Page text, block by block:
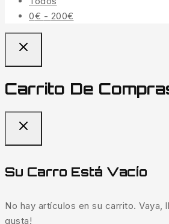
0€ - 200€
hasta
Carrito De
Su Carro Está Vacío
No hay artículos en su carrito. Vaya,
gusta!